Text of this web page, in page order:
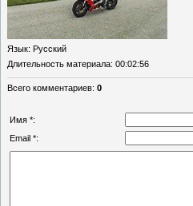
Язык: Русский
Длительность материала: 00:02:56
Всего комментариев: 0
Имя *:
Email *: